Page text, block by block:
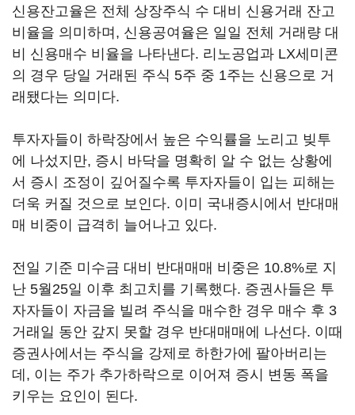
신용잔고율은 전체 상장주식 수 대비 신용거래 잔고
비율을 의미하며, 신용공여율은 일일 전체 거래량 대
비 신용매수 비율을 나타낸다. 리노공업과 LX세미콘
의 경우 당일 거래된 주식 5주 중 1주는 신용으로 거
래됐다는 의미다.
투자자들이 하락장에서 높은 수익률을 노리고 빚투
에 나섰지만, 증시 바닥을 명확히 알 수 없는 상황에
서 증시 조정이 깊어질수록 투자자들이 입는 피해는
더욱 커질 것으로 보인다. 이미 국내증시에서 반대매
매 비중이 급격히 늘어나고 있다.
전일 기준 미수금 대비 반대매매 비중은 10.8%로 지
난 5월25일 이후 최고치를 기록했다. 증권사들은 투
자자들이 자금을 빌려 주식을 매수한 경우 매수 후 3
거래일 동안 갚지 못할 경우 반대매매에 나선다. 이때
증권사에서는 주식을 강제로 하한가에 팔아버리는
데, 이는 주가 추가하락으로 이어져 증시 변동 폭을
키우는 요인이 된다.